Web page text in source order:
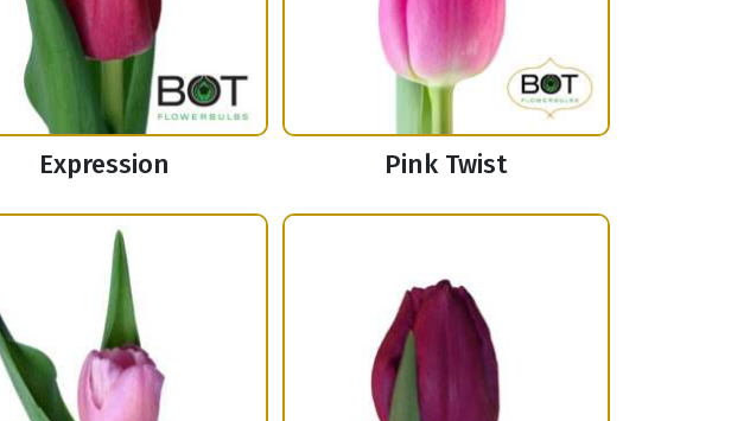
Expression Pink Twist